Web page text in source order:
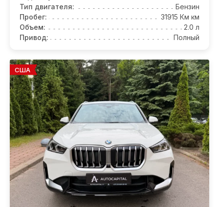
Тип двигателя:
Бензин
Пробег:
31915 Км км
Объем:
2.0 л
Привод:
Полный
США